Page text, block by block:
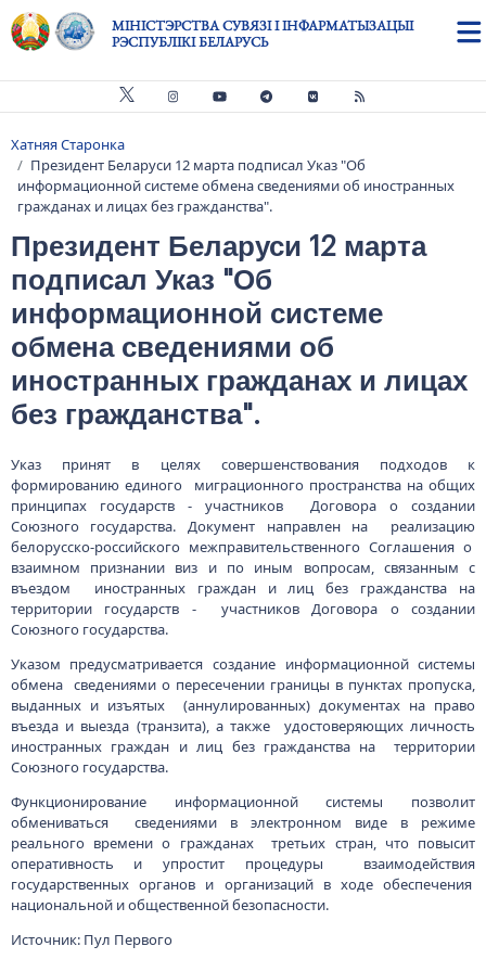
Skip to main content
МІНІСТЭРСТВА СУВЯЗІ І ІНФАРМАТЫЗАЦЫІ
РЭСПУБЛІКІ БЕЛАРУСЬ
Breadcrumb
Хатняя Старонка
Президент Беларуси 12 марта подписал Указ "Об
информационной системе обмена сведениями об иностранных
гражданах и лицах без гражданства".
Президент Беларуси 12 марта
подписал Указ "Об
информационной системе
обмена сведениями об
иностранных гражданах и лицах
без гражданства".
Указ принят в целях совершенствования подходов к
формированию единого миграционного пространства на общих
принципах государств - участников Договора о создании
Союзного государства. Документ направлен на реализацию
белорусско-российского межправительственного Соглашения о
взаимном признании виз и по иным вопросам, связанным с
въездом иностранных граждан и лиц без гражданства на
территории государств - участников Договора о создании
Союзного государства.
Указом предусматривается создание информационной системы
обмена сведениями о пересечении границы в пунктах пропуска,
выданных и изъятых (аннулированных) документах на право
въезда и выезда (транзита), а также удостоверяющих личность
иностранных граждан и лиц без гражданства на территории
Союзного государства.
Функционирование информационной системы позволит
обмениваться сведениями в электронном виде в режиме
реального времени о гражданах третьих стран, что повысит
оперативность и упростит процедуры взаимодействия
государственных органов и организаций в ходе обеспечения
национальной и общественной безопасности.
Источник: Пул Первого